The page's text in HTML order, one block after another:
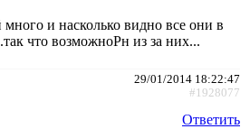
и насколько видно все они в
что возможноРн из за них...
29/01/2014 18:22:47
#1928077
Ответить